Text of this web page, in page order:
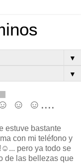
▼
▼
☺ ☺ ☺....
estuve bastante
con mi teléfono y
pero ya todo se
de las bellezas que